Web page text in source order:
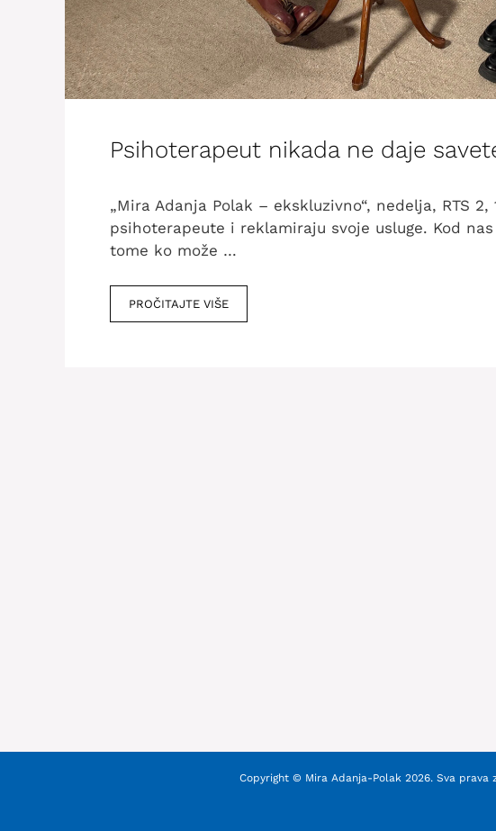
Psihoterapeut nikada ne daje
„Mira Adanja Polak – ekskluzivno“, nedelja, RTS
psihoterapeute i reklamiraju svoje usluge. Kod
tome ko može …
PROČITAJTE VIŠE
Copyright © Mira Adanja-Polak 2026. Sva